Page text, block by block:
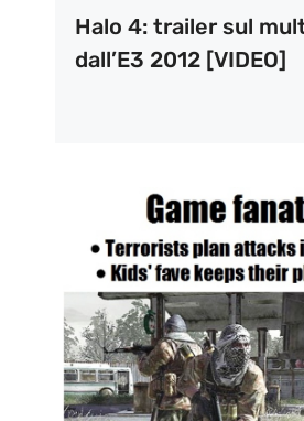
Halo 4: trailer sul
dall’E3 2012 [VIDEO]